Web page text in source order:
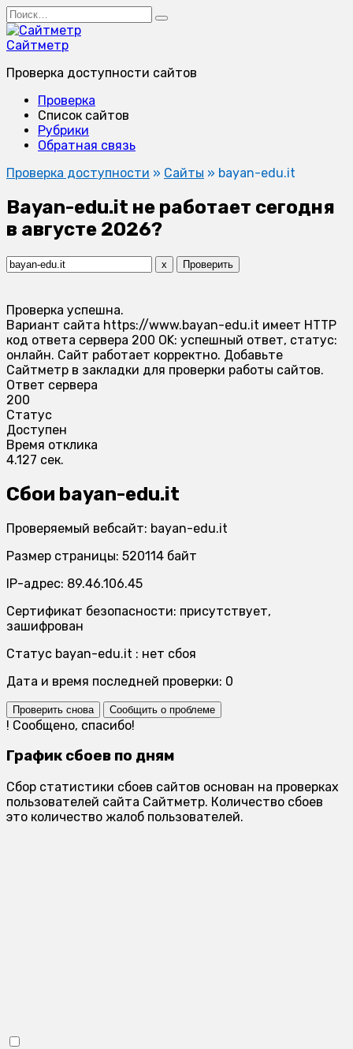
Перейти
к
содержанию
Search
for:
Сайтметр
Проверка доступности сайтов
Проверка
Список сайтов
Рубрики
Обратная связь
Проверка доступности » Сайты » bayan-edu.it
Bayan-edu.it не работает сегодня
в августе 2026?
x Проверить
Проверка успешна.
Вариант сайта https://www.bayan-edu.it имеет HTTP
код ответа сервера 200 OK: успешный ответ, статус:
онлайн. Сайт работает корректно. Добавьте
Сайтметр в закладки для проверки работы сайтов.
Ответ сервера
200
Статус
Доступен
Время отклика
4.127 сек.
Сбои bayan-edu.it
Проверяемый вебсайт: bayan-edu.it
Размер страницы: 520114 байт
IP-адрес: 89.46.106.45
Сертификат безопасности: присутствует,
зашифрован
Статус bayan-edu.it : нет сбоя
Дата и время последней проверки: 0
Проверить снова Сообщить о проблеме
! Сообщено, спасибо!
График сбоев по дням
Сбор статистики сбоев сайтов основан на проверках
пользователей сайта Сайтметр. Количество сбоев
это количество жалоб пользователей.